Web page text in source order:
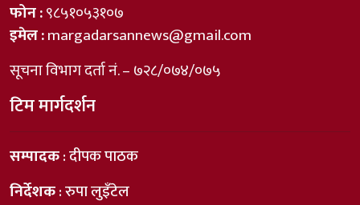
फोन :९८५१०५३१०७
इमेल :margadarsannews@gmail.com
सूचना विभाग दर्ता नं. – ७२८/०७४/०७५
टिम मार्गदर्शन
सम्पादक: दीपक पाठक
निर्देशक: रुपा लुइँटेल